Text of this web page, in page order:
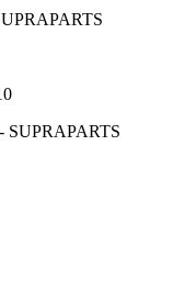
SUPRAPARTS